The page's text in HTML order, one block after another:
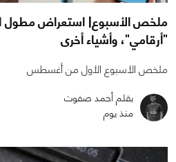
"أرقامي"، وأشياء أخرى
ملخص الأسبوع الأول من أغسطس
بقلم أحمد صفوت
منذ يوم